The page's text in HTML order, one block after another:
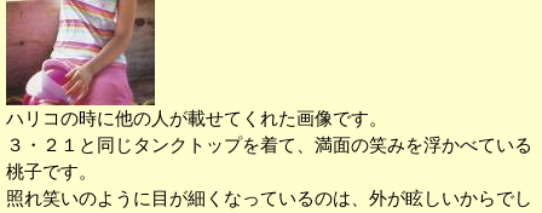
ハリコの時に他の人が載せてくれた画像です。
３・２１と同じタンクトップを着て、満面の笑みを浮かべている
桃子です。
照れ笑いのように目が細くなっているのは、外が眩しいからでし